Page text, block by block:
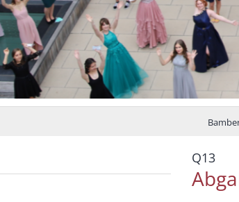
Q13: